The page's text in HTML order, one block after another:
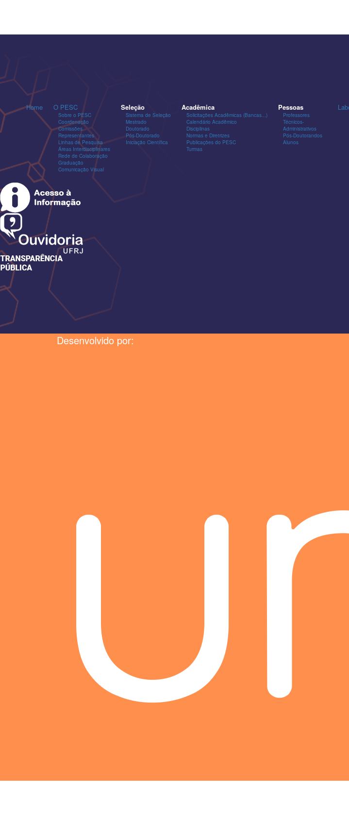
Home O PESC
Sobre o PESC
Coordenação
Comissões
Representantes
Linhas de Pesquisa
Áreas Interdisciplinares
Rede de Colaboração
Graduação
Comunicação Visual
Seleção
Sistema de Seleção
Mestrado
Doutorado
Pós-Doutorado
Iniciação Científica
Acadêmica
Solicitações Acadêmicas (Bancas...)
Calendário Acadêmico
Disciplinas
Normas e Diretrizes
Publicações do PESC
Turmas
Pessoas
Professores
Técnicos-
Administrativos
Pós-Doutorandos
Alunos
Desenvolvido por: